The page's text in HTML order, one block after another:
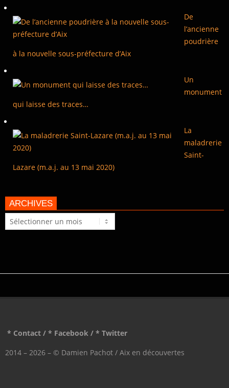
De
l’ancienne
poudrière
à la nouvelle sous-préfecture d’Aix
Un
monument
qui laisse des traces…
La
maladrerie
Saint-
Lazare (m.a.j. au 13 mai 2020)
ARCHIVES
Archives
* Contact / * Facebook / * Twitter
2014 – 2026 – © Damien Pachot / Aix en découvertes